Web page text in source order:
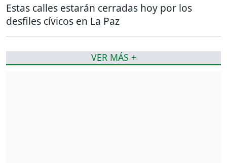
Estas calles estarán cerradas hoy por los
desfiles cívicos en La Paz
VER MÁS +